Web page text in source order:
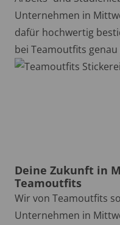
Unternehmen in
dafür hochwertig
bei Teamoutfits
Deine Zukunft in
Teamoutfits
Wir von Teamoutfits
Unternehmen in